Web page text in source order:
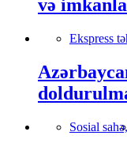
və
Ekspress
Sosial sahə,